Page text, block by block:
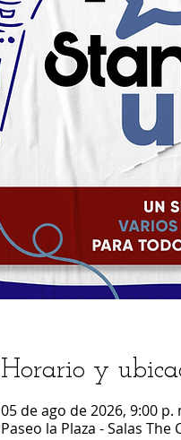
Horario y
05 de ago de 2026, 9:00 p.
Paseo la Plaza - Salas